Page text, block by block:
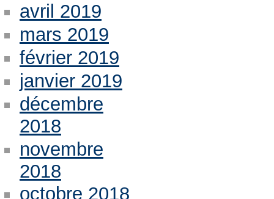
avril 2019
mars 2019
février 2019
janvier 2019
décembre
2018
novembre
2018
octobre 2018